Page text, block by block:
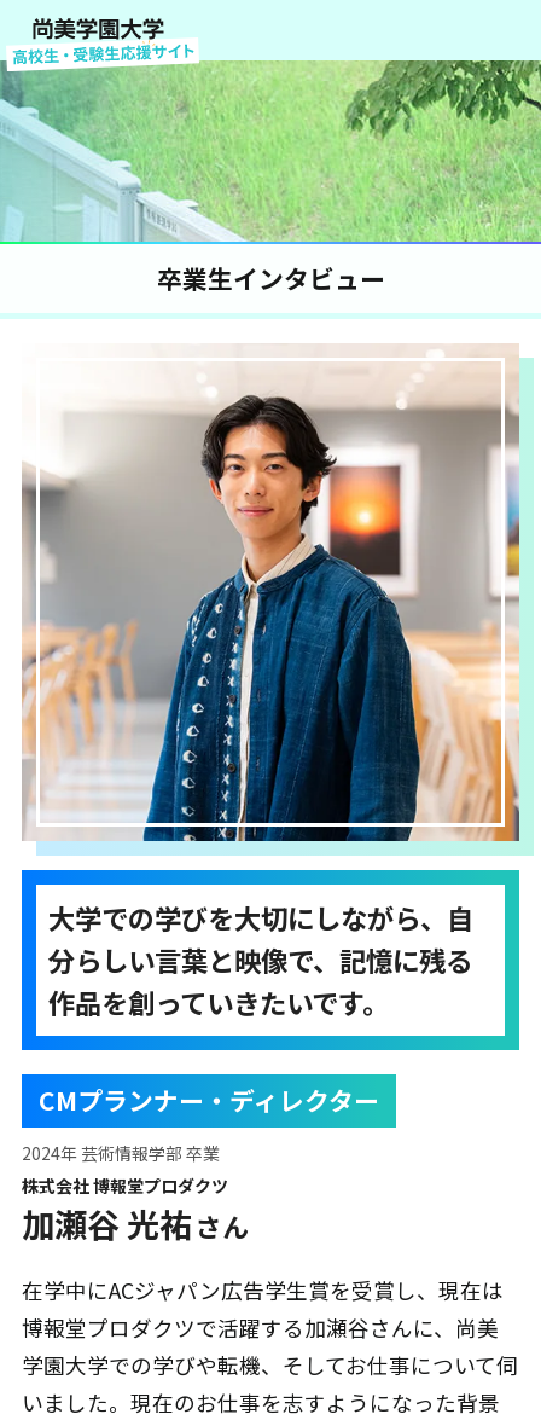
卒業生インタビュー
大学での学びを大切にしながら、自
分らしい言葉と映像で、記憶に残る
作品を創っていきたいです。
CMプランナー・ディレクター
2024年 芸術情報学部 卒業
株式会社 博報堂プロダクツ
加瀬谷 光祐さん
在学中にACジャパン広告学生賞を受賞し、現在は
博報堂プロダクツで活躍する加瀬谷さんに、尚美
学園大学での学びや転機、そしてお仕事について伺
いました。現在のお仕事を志すようになった背景